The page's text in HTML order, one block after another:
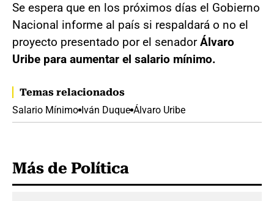
Se espera que en los próximos días el Gobierno
Nacional informe al país si respaldará o no el
proyecto presentado por el senadorÁlvaro
Uribe para aumentar el salario mínimo.
Temas relacionados
Salario Mínimo Iván Duque Álvaro Uribe
Más de Política